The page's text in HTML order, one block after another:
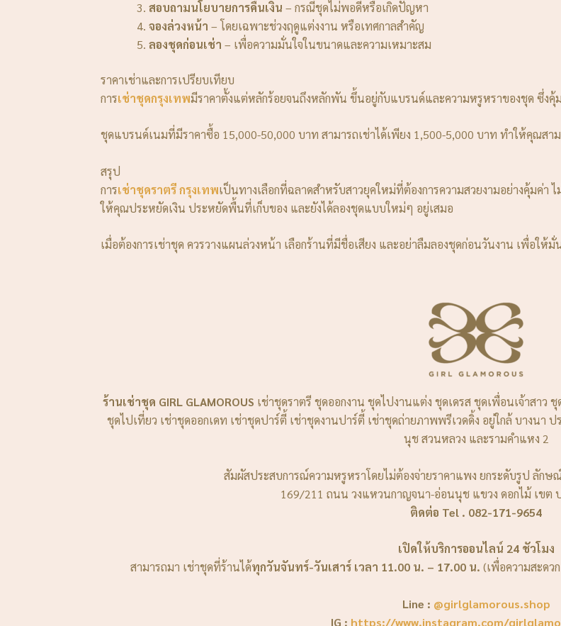
สอบถามนโยบายการคืนเงิน – กรณีชุดไม่พอดีหรือเกิดปัญหา
จองล่วงหน้า – โดยเฉพาะช่วงฤดูแต่งงาน หรือเทศกาลสำคัญ
ลองชุดก่อนเช่า – เพื่อความมั่นใจในขนาดและความเหมาะสม
ราคาเช่าและการเปรียบเทียบ
การเช่าชุดกรุงเทพมีราคาตั้งแต่หลักร้อยจนถึงหลักพัน ขึ้นอยู่กับแบรนด์และความหรูหราของชุด ซึ่งคุ้
ชุดแบรนด์เนมที่มีราคาซื้อ 15,000-50,000 บาท สามารถเช่าได้เพียง 1,500-5,000 บาท ทำให้คุณสาม
สรุป
การเช่าชุดราตรี กรุงเทพเป็นทางเลือกที่ฉลาดสำหรับสาวยุคใหม่ที่ต้องการความสวยงามอย่างคุ้มค่า
ให้คุณประหยัดเงิน ประหยัดพื้นที่เก็บของ และยังได้ลองชุดแบบใหม่ๆ อยู่เสมอ
เมื่อต้องการเช่าชุด ควรวางแผนล่วงหน้า เลือกร้านที่มีชื่อเสียง และอย่าลืมลองชุดก่อนวันงาน เพื่อใ
ร้านเช่าชุด GIRL GLAMOROUS เช่าชุดราตรี ชุดออกงาน ชุดไปงานแต่ง ชุดเดรส ชุดเพื่อนเจ้าสา
ชุดไปเที่ยว เช่าชุดออกเดท เช่าชุดปาร์ตี้ เช่าชุดงานปาร์ตี้ เช่าชุดถ่ายภาพพรีเวดดิ้ง อยู่ใกล้ บางนา
นุช สวนหลวง และรามคำแหง 2
สัมผัสประสบการณ์ความหรูหราโดยไม่ต้องจ่ายราคาแพง ยกระดับรูป ลักษ
169/211 ถนน วงแหวนกาญจนา-อ่อนนุช แขวง ดอกไม้ เขต
ติดต่อ Tel . 082-171-9654
เปิดให้บริการออนไลน์ 24 ชัวโมง
สามารถมา เช่าชุดที่ร้านได้ทุกวันจันทร์-วันเสาร์ เวลา 11.00 น. – 17.00 น. (เพื่อความสะด
Line : @girlglamorous.shop
IG : https://www.instagram.com/